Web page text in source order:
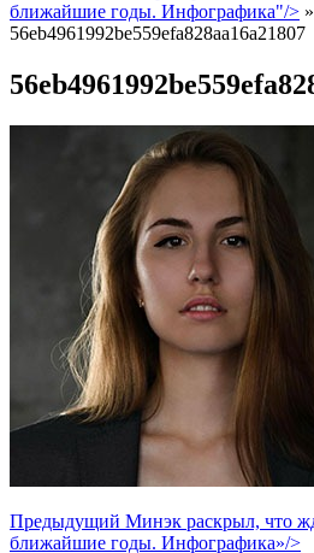
ближайшие годы. Инфографика"/> »
56eb4961992be559efa828aa16a21807
Предыдущий Минэк раскрыл, что
ближайшие годы. Инфографика»/>